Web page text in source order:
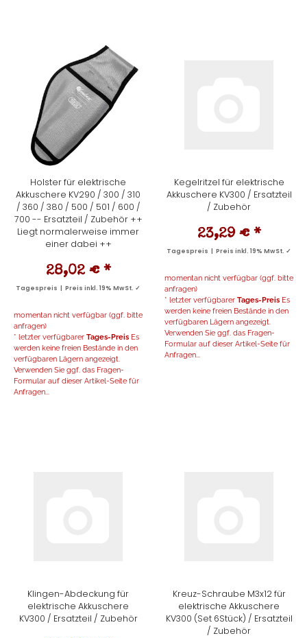
Holster für elektrische
Akkuschere KV290 / 300 / 310
/ 360 / 380 / 500 / 501 / 600 /
700 -- Ersatzteil / Zubehör ++
Liegt normalerweise immer
einer dabei ++
28,02 € *
Tagespreis | Preis inkl. 19% MwSt. ✓
momentan nicht verfügbar (ggf. bitte
anfragen)
* letzter verfügbarer Tages-Preis Es
werden keine freien Bestände in den
verfügbaren Lägern angezeigt.
Verwenden Sie ggf. das Fragen-
Formular auf dieser Artikel-Seite für
Anfragen...
Kegelritzel für elektrische
Akkuschere KV300 / Ersatzteil
/ Zubehör
23,29 € *
Tagespreis | Preis inkl. 19% MwSt. ✓
momentan nicht verfügbar (ggf. bitte
anfragen)
* letzter verfügbarer Tages-Preis Es
werden keine freien Bestände in den
verfügbaren Lägern angezeigt.
Verwenden Sie ggf. das Fragen-
Formular auf dieser Artikel-Seite für
Anfragen...
Klingen-Abdeckung für
elektrische Akkuschere
KV300 / Ersatzteil / Zubehör
Kreuz-Schraube M3x12 für
elektrische Akkuschere
KV300 (Set 6Stück) / Ersatzteil
/ Zubehör